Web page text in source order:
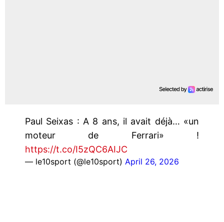
Paul Seixas : A 8 ans, il avait déjà… «un
moteur de Ferrari» !
https://t.co/I5zQC6AIJC
— le10sport (@le10sport) April 26, 2026